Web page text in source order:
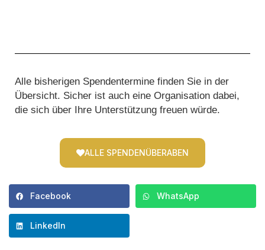
Alle bisherigen Spendentermine finden Sie in der
Übersicht. Sicher ist auch eine Organisation dabei,
die sich über Ihre Unterstützung freuen würde.
ALLE SPENDENÜBERABEN
Facebook WhatsApp
LinkedIn